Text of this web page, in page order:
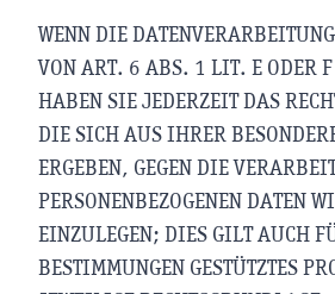
WENN DIE
VON ART. 6 ABS. 1 LIT. E ODER F
HABEN SIE JEDERZEIT DAS
DIE SICH AUS IHRER
ERGEBEN, GEGEN DIE
PERSONENBEZOGENEN DATEN
EINZULEGEN; DIES GILT AUCH
BESTIMMUNGEN GESTÜTZTES